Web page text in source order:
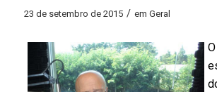
23 de setembro de 2015 / em Geral